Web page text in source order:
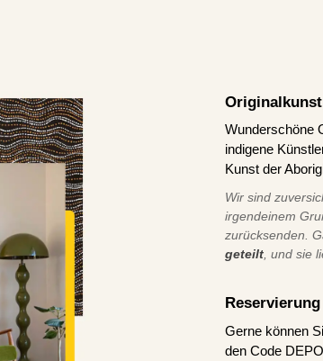
Wunderschöne
indigene
Kunst der
Wir sind
irgendeinem
zurücksenden.
geteilt, und sie
Gerne können
den Code